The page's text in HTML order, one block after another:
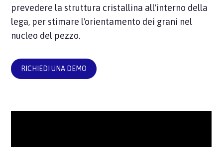
prevedere la struttura cristallina all'interno della
lega, per stimare l'orientamento dei grani nel
nucleo del pezzo.
RICHIEDI UNA DEMO